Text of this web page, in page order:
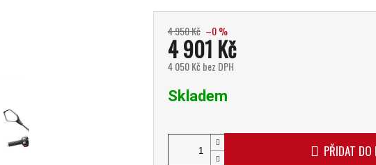
4 950 Kč –0 %
4 901 Kč
4 050 Kč bez DPH
Skladem
PŘIDAT DO